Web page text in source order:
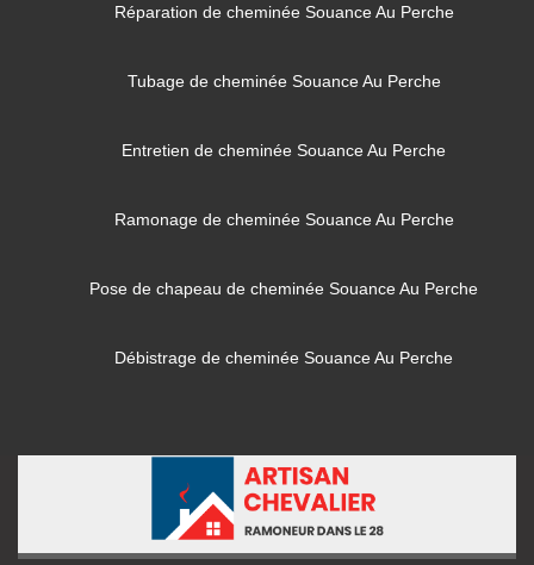
Réparation de cheminée Souance Au Perche
Tubage de cheminée Souance Au Perche
Entretien de cheminée Souance Au Perche
Ramonage de cheminée Souance Au Perche
Pose de chapeau de cheminée Souance Au Perche
Débistrage de cheminée Souance Au Perche